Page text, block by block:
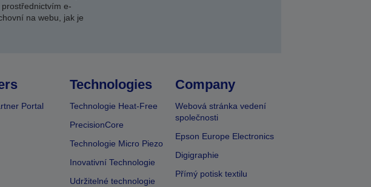
e-
na webu, jak je
Portal
Technologies
Technologie Heat-Free
PrecisionCore
Technologie Micro Piezo
Inovativní Technologie
Udržitelné technologie
Company
Webová stránka vedení
společnosti
Epson Europe Electronics
Digigraphie
Přímý potisk textilu